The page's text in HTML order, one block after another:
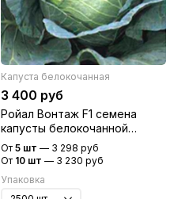
Капуста белокочанная
3 400 руб
Ройал Вонтаж F1 семена
капусты белокочанной
(Sakata / Саката)
От 5 шт — 3 298 руб
От 10 шт — 3 230 руб
Упаковка